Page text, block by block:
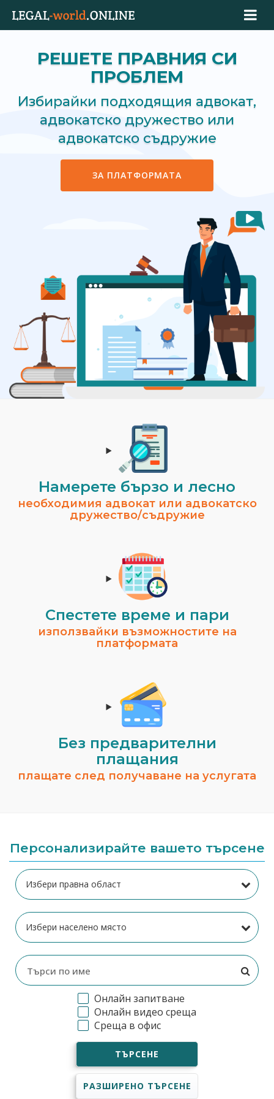
РЕШЕТЕ ПРАВНИЯ СИ
ПРОБЛЕМ
Избирайки подходящия адвокат,
адвокатско дружество или
адвокатско съдружие
ЗА ПЛАТФОРМАТА
Намерете бързо и лесно
необходимия адвокат или адвокатско
дружество/съдружие
Спестeте време и пари
използвайки възможностите на
платформата
Без предварителни
плащания
плащате след получаване на услугата
Персонализирайте вашето търсене
Онлайн запитване
Онлайн видео среща
Среща в офис
ТЪРСЕНЕ
РАЗШИРЕНО ТЪРСЕНЕ